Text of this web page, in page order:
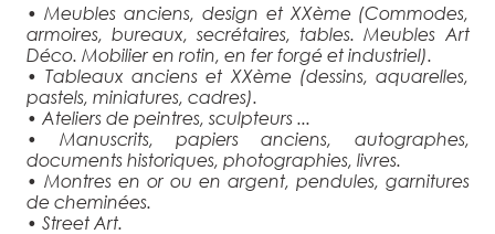
• Meubles anciens, design et XXème (Commodes,
armoires, bureaux, secrétaires, tables. Meubles Art
Déco. Mobilier en rotin, en fer forgé et industriel).
• Tableaux anciens et XXème (dessins, aquarelles,
pastels, miniatures, cadres).
• Ateliers de peintres, sculpteurs ...
• Manuscrits, papiers anciens, autographes,
documents historiques, photographies, livres.
• Montres en or ou en argent, pendules, garnitures
de cheminées.
• Street Art.